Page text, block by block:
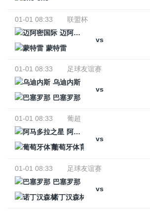
01-01 08:33
联盟杯
迈阿密国际
vs
蒙特雷
01-01 08:33
足球友谊赛
乌迪内斯
vs
巴塞罗那
01-01 08:33
葡超
阿马多拉之星
vs
葡萄牙体育
01-01 08:33
足球友谊赛
巴塞罗那
vs
诺丁汉森林